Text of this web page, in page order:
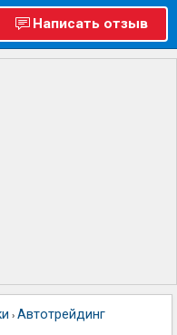
Написать отзыв
› Автотрейдинг